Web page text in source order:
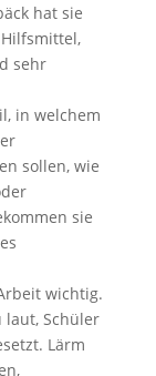
hat sie
sehr
in welchem
sollen, wie
sie
wichtig.
laut, Schüler
Lärm